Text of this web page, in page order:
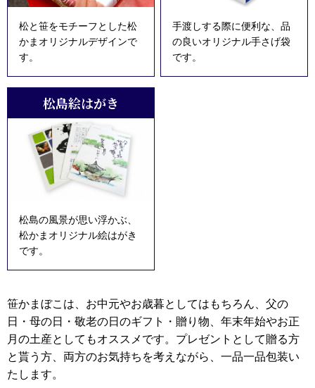
松と笹をモチーフとした松
かまオリジナルデザインで
す。
手渡しする際に便利な、品
の良いオリジナル手さげ袋
です。
松島絵はがき
松島の風景が思い浮かぶ、
松かまオリジナル絵はがき
です。
笹かまぼこは、お中元やお歳暮としてはもちろん、父の
日・母の日・敬老の日のギフト・贈り物、年末年始やお正
月の土産としてもオススメです。プレゼントとして贈る方
と貰う方、両方のお気持ちを考えながら、一品一品包装い
たします。